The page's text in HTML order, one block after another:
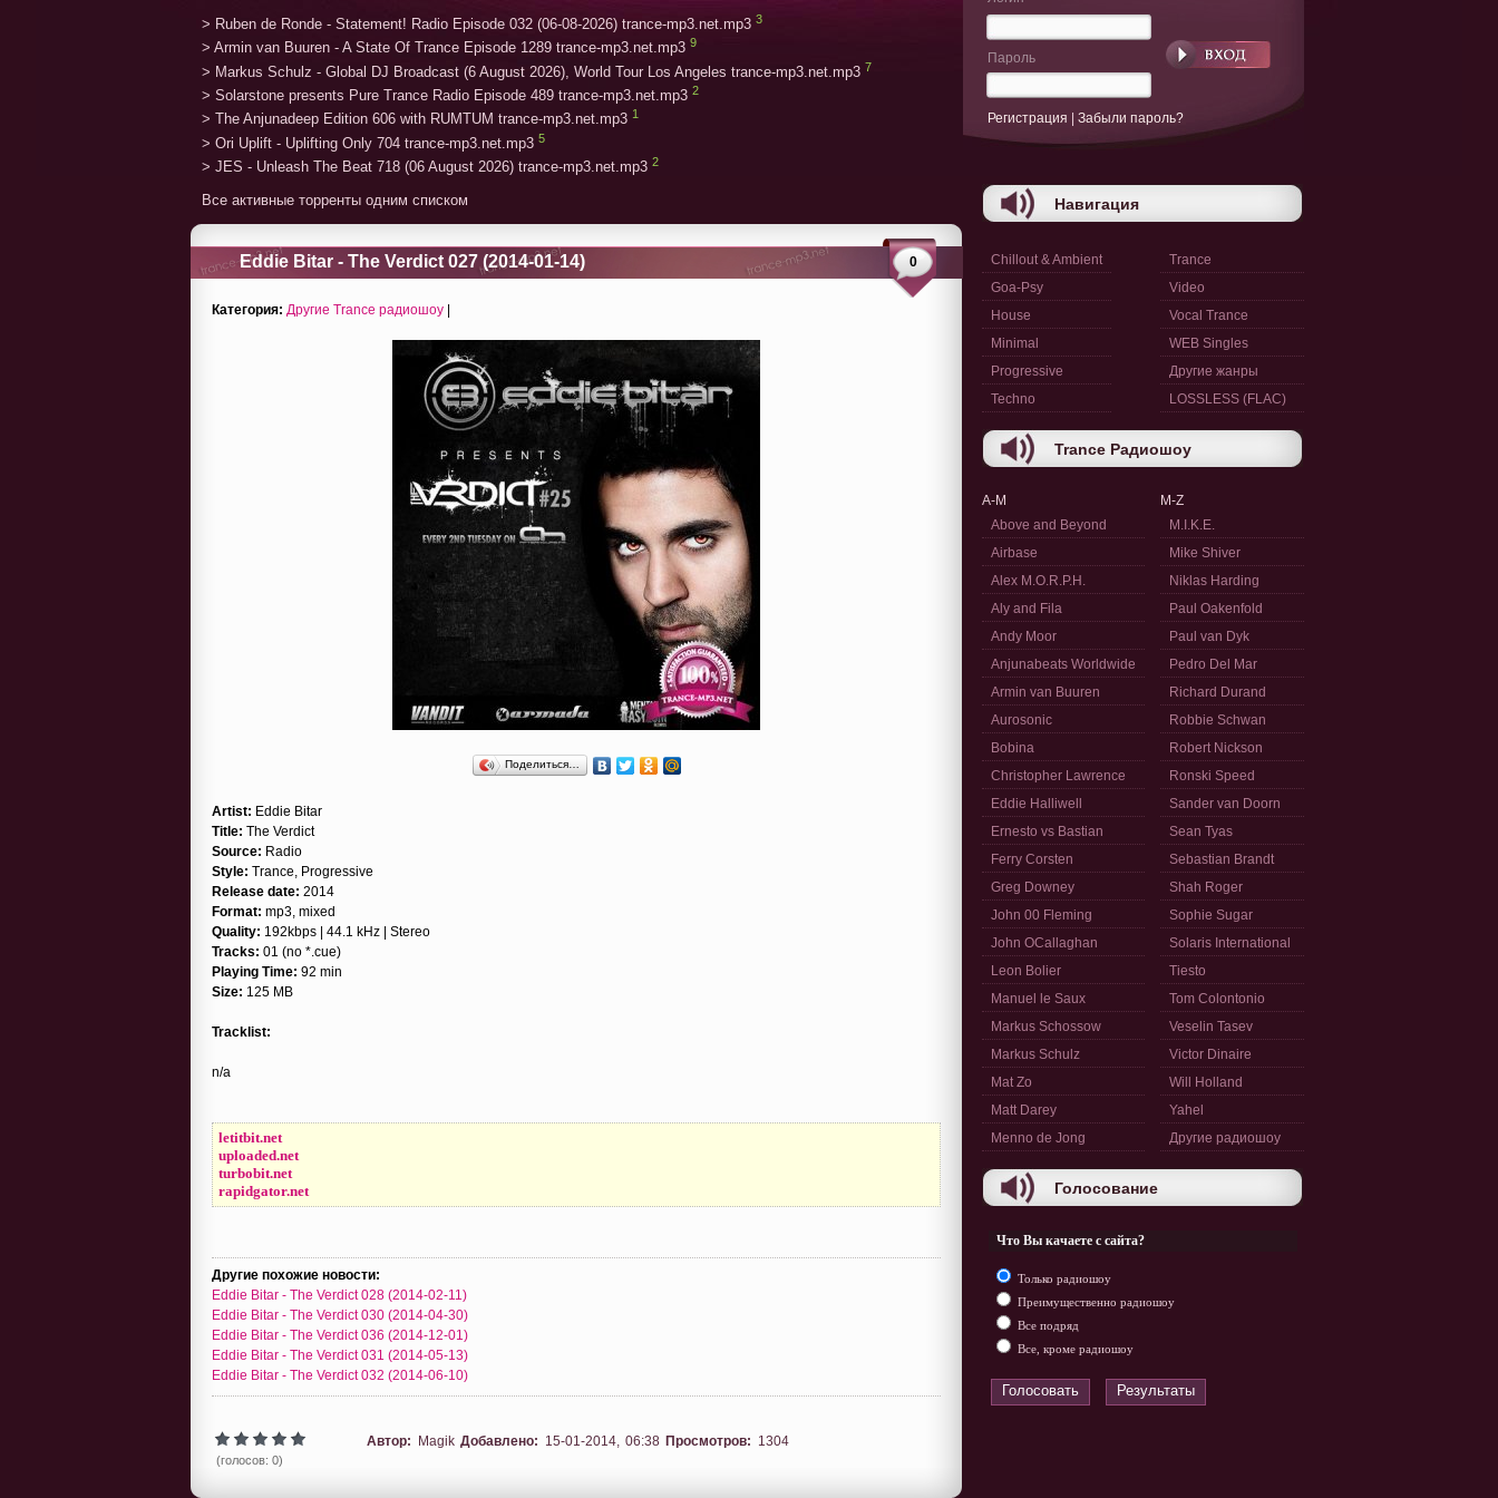
> Ruben de Ronde - Statement! Radio Episode 032 (06-08-2026) trance-mp3.net.mp3 3
> Armin van Buuren - A State Of Trance Episode 1289 trance-mp3.net.mp3 9
> Markus Schulz - Global DJ Broadcast (6 August 2026), World Tour Los Angeles trance-mp3.net.mp3 7
> Solarstone presents Pure Trance Radio Episode 489 trance-mp3.net.mp3 2
> The Anjunadeep Edition 606 with RUMTUM trance-mp3.net.mp3 1
> Ori Uplift - Uplifting Only 704 trance-mp3.net.mp3 5
> JES - Unleash The Beat 718 (06 August 2026) trance-mp3.net.mp3 2
Все активные торренты одним списком
Eddie Bitar - The Verdict 027 (2014-01-14) 0
Категория: Другие Trance радиошоу |
Поделиться…
Artist: Eddie Bitar
Title: The Verdict
Source: Radio
Style: Trance, Progressive
Release date: 2014
Format: mp3, mixed
Quality: 192kbps | 44.1 kHz | Stereo
Tracks: 01 (no *.cue)
Playing Time: 92 min
Size: 125 MB
Tracklist:
n/a
letitbit.net
uploaded.net
turbobit.net
rapidgator.net
Другие похожие новости:
Eddie Bitar - The Verdict 028 (2014-02-11)
Eddie Bitar - The Verdict 030 (2014-04-30)
Eddie Bitar - The Verdict 036 (2014-12-01)
Eddie Bitar - The Verdict 031 (2014-05-13)
Eddie Bitar - The Verdict 032 (2014-06-10)
(голосов: 0)
Автор: Magik Добавлено: 15-01-2014, 06:38 Просмотров: 1304
Пароль
Регистрация Забыли пароль?
Навигация
Chillout & Ambient
Goa-Psy
House
Minimal
Progressive
Techno
Trance
Video
Vocal Trance
WEB Singles
Другие жанры
LOSSLESS (FLAC)
Trance Радиошоу
A-M
Above and Beyond
Airbase
Alex M.O.R.P.H.
Aly and Fila
Andy Moor
Anjunabeats Worldwide
Armin van Buuren
Aurosonic
Bobina
Christopher Lawrence
Eddie Halliwell
Ernesto vs Bastian
Ferry Corsten
Greg Downey
John 00 Fleming
John OCallaghan
Leon Bolier
Manuel le Saux
Markus Schossow
Markus Schulz
Mat Zo
Matt Darey
Menno de Jong
M-Z
M.I.K.E.
Mike Shiver
Niklas Harding
Paul Oakenfold
Paul van Dyk
Pedro Del Mar
Richard Durand
Robbie Schwan
Robert Nickson
Ronski Speed
Sander van Doorn
Sean Tyas
Sebastian Brandt
Shah Roger
Sophie Sugar
Solaris International
Tiesto
Tom Colontonio
Veselin Tasev
Victor Dinaire
Will Holland
Yahel
Другие радиошоу
Голосование
Что Вы качаете с сайта?
Только радиошоу
Преимущественно радиошоу
Все подряд
Все, кроме радиошоу
Голосовать Результаты